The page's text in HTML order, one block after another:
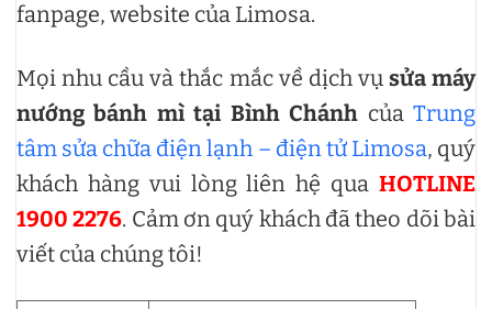
fanpage, website của Limosa.
Mọi nhu cầu và thắc mắc về dịch vụ sửa máy
nướng bánh mì tại Bình Chánh củaTrung
tâm sửa chữa điện lạnh – điện tử Limosa, quý
khách hàng vui lòng liên hệ qua HOTLINE
1900 2276. Cảm ơn quý khách đã theo dõi bài
viết của chúng tôi!